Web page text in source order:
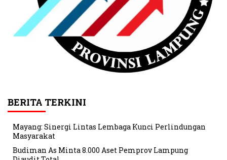
BERITA TERKINI
Mayang: Sinergi Lintas Lembaga Kunci Perlindungan
Masyarakat
Budiman As Minta 8.000 Aset Pemprov Lampung